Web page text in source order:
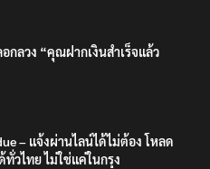
กลวง “คุณฝากเงินสำเร็จแล้ว
– แจ้งผ่านไลน์ได้ไม่ต้อง โหลด
ทั่วไทย ไม่ใช่แค่ในกรุง